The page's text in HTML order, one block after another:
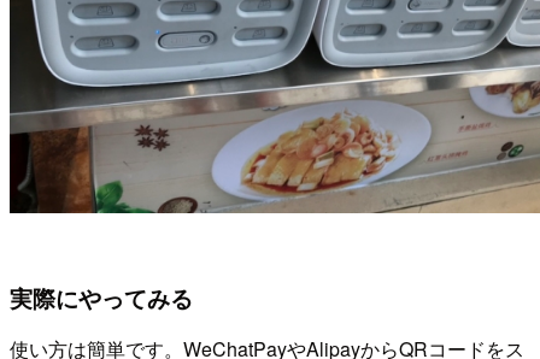
実際にやってみる
使い方は簡単です。WeChatPayやAlipayからQRコードをス